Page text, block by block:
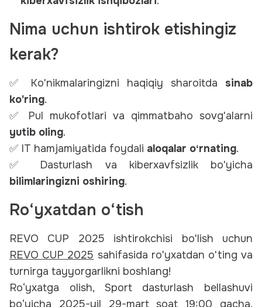
Nima uchun ishtirok etishingiz
kerak?
✅ Ko'nikmalaringizni haqiqiy sharoitda sinab
ko'ring.
✅ Pul mukofotlari va qimmatbaho sovg'alarni
yutib oling.
✅ IT hamjamiyatida foydali aloqalar oʻrnating.
✅ Dasturlash va kiberxavfsizlik bo'yicha
bilimlaringizni oshiring.
Ro‘yxatdan o‘tish
REVO CUP 2025 ishtirokchisi bo'lish uchun
REVO CUP 2025 sahifasida ro'yxatdan o'ting va
turnirga tayyorgarlikni boshlang!
Ro‘yxatga olish, Sport dasturlash bellashuvi
bo‘yicha 2025-yil 29-mart soat 19:00 gacha,